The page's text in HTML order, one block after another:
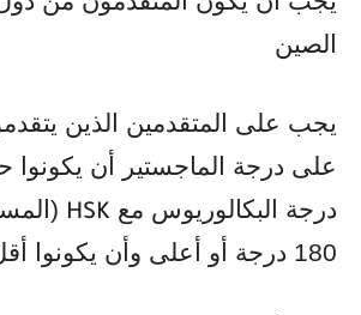
الصين
يجب على المتقدمين الذين
على درجة الماجستير أن يكونوا
درجة البكالوريوس مع HSK
180 درجة أو أعلى وأن يكونوا أقل من 35 عامًا.